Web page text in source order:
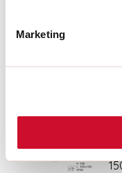
Marketing